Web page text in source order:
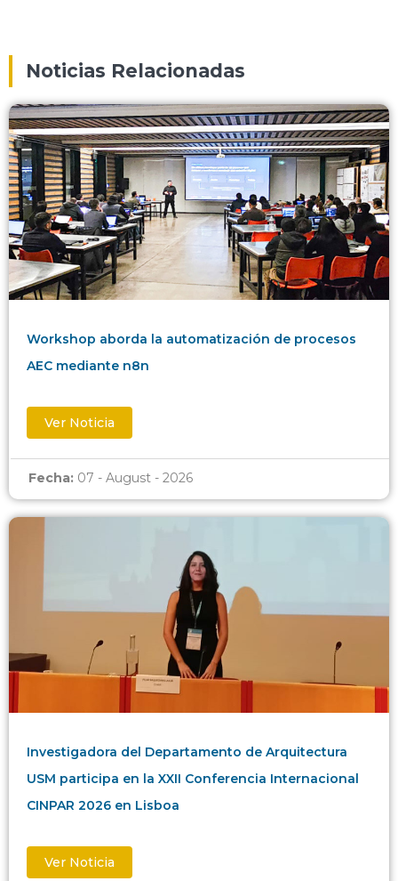
Noticias Relacionadas
Workshop aborda la automatización de procesos
AEC mediante n8n
Ver Noticia
Fecha: 07 - August - 2026
Investigadora del Departamento de Arquitectura
USM participa en la XXII Conferencia Internacional
CINPAR 2026 en Lisboa
Ver Noticia